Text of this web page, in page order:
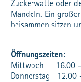
Zuckerwatte oder
Mandeln. Ein
beisammen sitzen
Öffnungszeiten:
Mittwoch 16.00
Donnerstag 12.00